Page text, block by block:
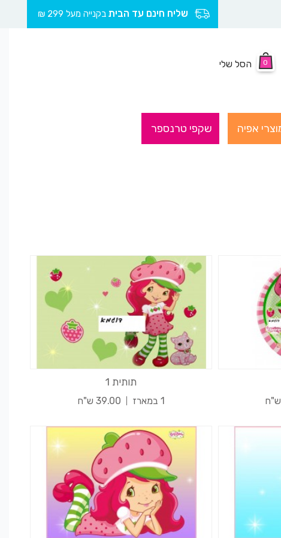
שליח חינם עד הבית בקנייה מעל 299 ₪
0 הסל שלי
אפיה שקפי טרנספר
תותית 1
1 במארז 39.00 ש"ח